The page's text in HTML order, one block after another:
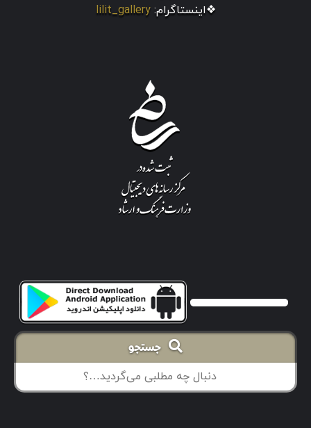
❖اینستاگرام: lilit_gallery
جستجو